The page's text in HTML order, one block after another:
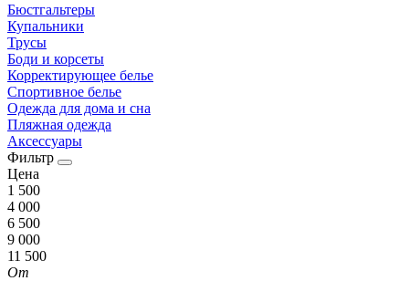
Бюстгальтеры
Купальники
Трусы
Боди и корсеты
Корректирующее белье
Спортивное белье
Одежда для дома и сна
Пляжная одежда
Аксессуары
Фильтр
Цена
1 500
4 000
6 500
9 000
11 500
От